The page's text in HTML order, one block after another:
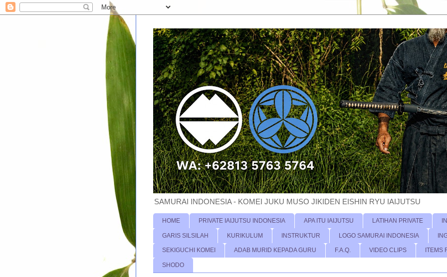
SAMURAI INDONESIA - KOMEI JUKU MUSO JIKIDEN EISHIN RYU IAIJUTSU
HOME PRIVATE IAIJUTSU INDONESIA APA ITU IAIJUTSU LATIHAN PRIVATE
GARIS SILSILAH KURIKULUM INSTRUKTUR LOGO SAMURAI INDONESIA
SEKIGUCHI KOMEI ADAB MURID KEPADA GURU F.A.Q. VIDEO CLIPS ITEMS
SHODO